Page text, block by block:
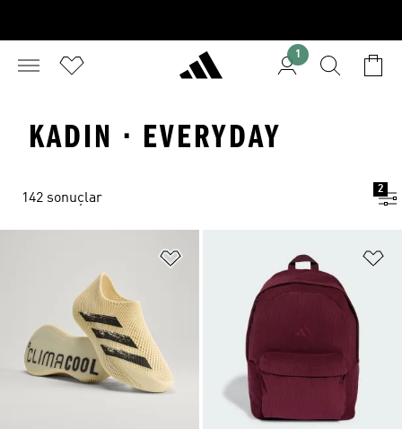
1
KADIN · EVERYDAY
142 sonuçlar
2
Favori Listesine Ekle